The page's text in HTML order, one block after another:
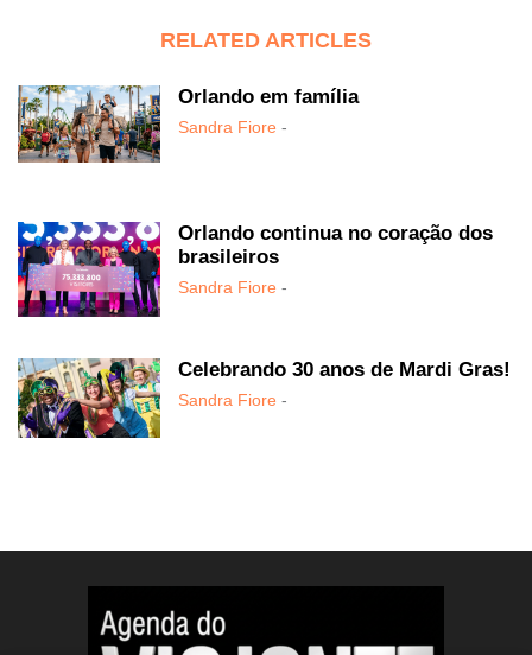
RELATED ARTICLES
Orlando em família
Sandra Fiore -
Orlando continua no coração dos
brasileiros
Sandra Fiore -
Celebrando 30 anos de Mardi Gras!
Sandra Fiore -